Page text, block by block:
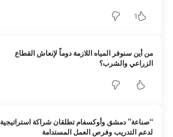
1
من أين سنوفر المياه اللازمة دوماً لإنعاش القطاع
الزراعي والشرب؟
“صناعة” دمشق وأوكسفام تطلقان شراكة استراتيجية
لدعم التدريب وفرص العمل المستدامة